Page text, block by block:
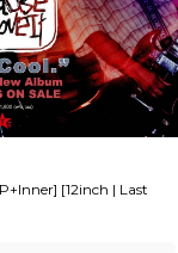
[12inch | Last